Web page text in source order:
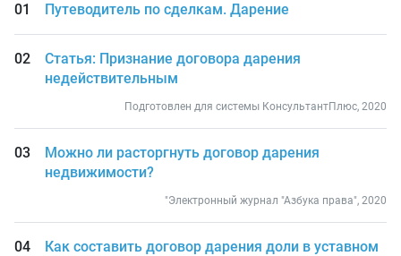
Путеводитель по сделкам. Дарение
Статья: Признание договора дарения
недействительным
Подготовлен для системы КонсультантПлюс, 2020
Можно ли расторгнуть договор дарения
недвижимости?
"Электронный журнал "Азбука права", 2020
Как составить договор дарения доли в уставном